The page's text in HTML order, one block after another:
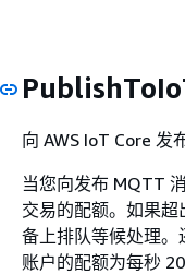
向 AWS IoT Core 发
当您向发布 MQTT
交易的配额。如果
备上排队等候处理
账户的配额为每秒